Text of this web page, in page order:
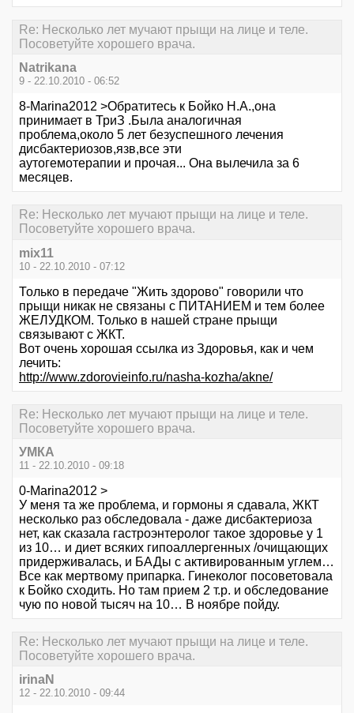
Re: Несколько лет мучают прыщи на лице и теле.
Посоветуйте хорошего врача.
Natrikana
9 - 22.10.2010 - 06:52
8-Marina2012 >Обратитесь к Бойко Н.А.,она
принимает в ТриЗ .Была аналогичная
проблема,около 5 лет безуспешного лечения
дисбактериозов,язв,все эти
аутогемотерапии и прочая... Она вылечила за 6
месяцев.
Re: Несколько лет мучают прыщи на лице и теле.
Посоветуйте хорошего врача.
mix11
10 - 22.10.2010 - 07:12
Только в передаче "Жить здорово" говорили что
прыщи никак не связаны с ПИТАНИЕМ и тем более
ЖЕЛУДКОМ. Только в нашей стране прыщи
связывают с ЖКТ.
Вот очень хорошая ссылка из Здоровья, как и чем
лечить:
http://www.zdorovieinfo.ru/nasha-kozha/akne/
Re: Несколько лет мучают прыщи на лице и теле.
Посоветуйте хорошего врача.
УМКА
11 - 22.10.2010 - 09:18
0-Marina2012 >
У меня та же проблема, и гормоны я сдавала, ЖКТ
несколько раз обследовала - даже дисбактериоза
нет, как сказала гастроэнтеролог такое здоровье у 1
из 10… и диет всяких гипоаллергенных /очищающих
придерживалась, и БАДы с активированным углем…
Все как мертвому припарка. Гинеколог посоветовала
к Бойко сходить. Но там прием 2 т.р. и обследование
чую по новой тысяч на 10… В ноябре пойду.
Re: Несколько лет мучают прыщи на лице и теле.
Посоветуйте хорошего врача.
irinaN
12 - 22.10.2010 - 09:44